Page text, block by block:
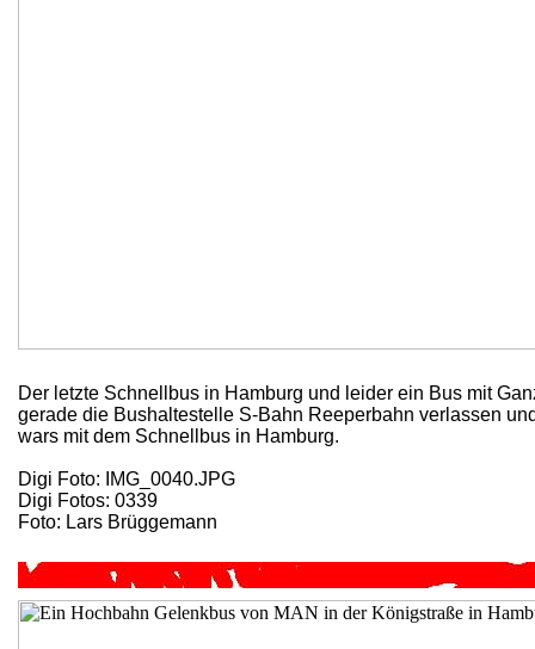
Der letzte Schnellbus in Hamburg und leider ein Bus mit
gerade die Bushaltestelle S-Bahn Reeperbahn verlassen
wars mit dem Schnellbus in Hamburg.
Digi Foto: IMG_0040.JPG
Digi Fotos: 0339
Foto: Lars Brüggemann